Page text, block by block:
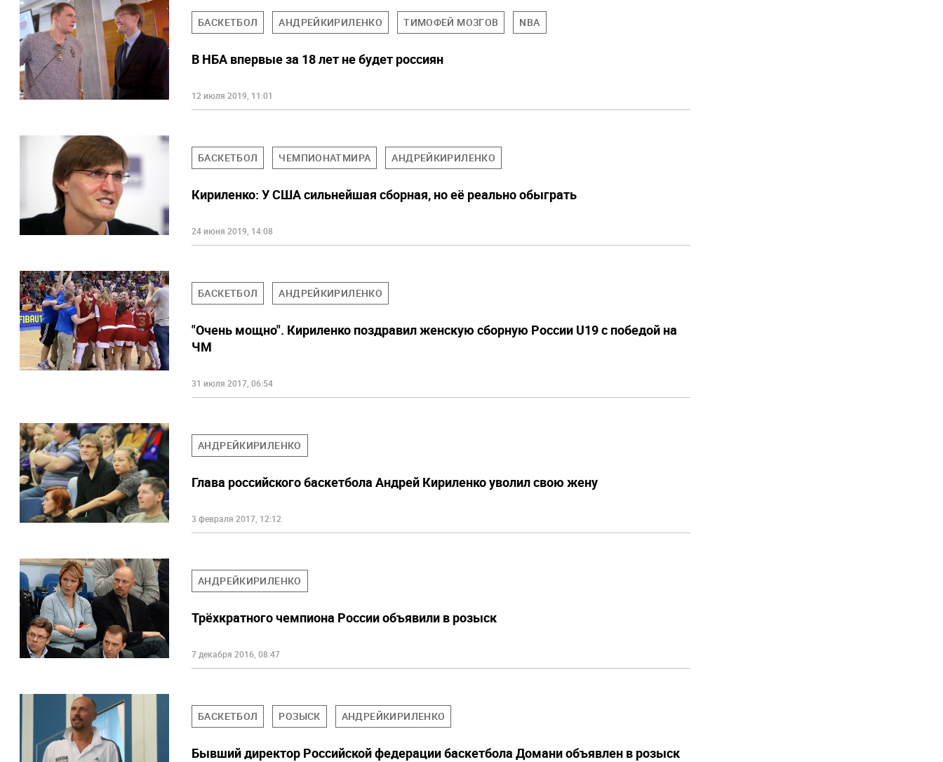
БАСКЕТБОЛ АНДРЕЙКИРИЛЕНКО ТИМОФЕЙ МОЗГОВ NBA
В НБА впервые за 18 лет не будет россиян
12 июля 2019, 11:01
БАСКЕТБОЛ ЧЕМПИОНАТМИРА АНДРЕЙКИРИЛЕНКО
Кириленко: У США сильнейшая сборная, но её реально обыграть
24 июня 2019, 14:08
БАСКЕТБОЛ АНДРЕЙКИРИЛЕНКО
"Очень мощно". Кириленко поздравил женскую сборную России U19 с победой на
ЧМ
31 июля 2017, 06:54
АНДРЕЙКИРИЛЕНКО
Глава российского баскетбола Андрей Кириленко уволил свою жену
3 февраля 2017, 12:12
АНДРЕЙКИРИЛЕНКО
Трёхкратного чемпиона России объявили в розыск
7 декабря 2016, 08:47
БАСКЕТБОЛ РОЗЫСК АНДРЕЙКИРИЛЕНКО
Бывший директор Российской федерации баскетбола Домани объявлен в розыск